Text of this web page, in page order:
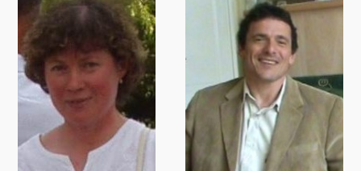
56331 pont
62560 pont